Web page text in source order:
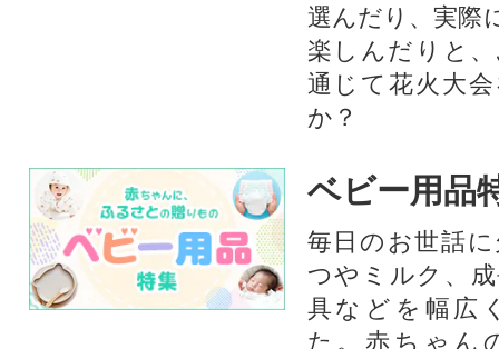
選んだり、実際
楽しんだりと
通じて花火大
か？​
ベビー用品
毎日のお世話
つやミルク、
具などを幅広
た。赤ちゃん